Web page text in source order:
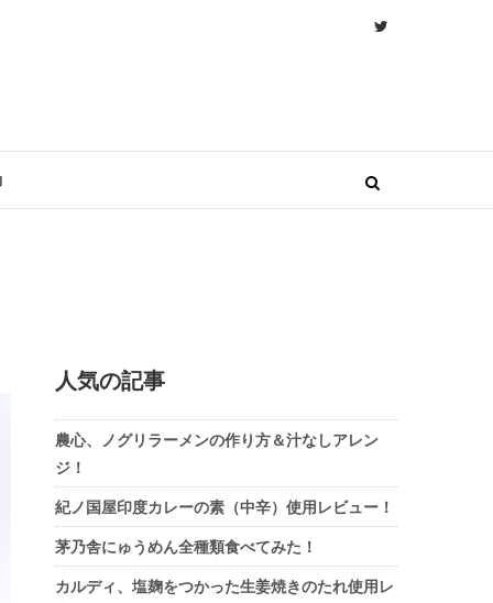
人気の記事
農心、ノグリラーメンの作り方＆汁なしアレン
ジ！
紀ノ国屋印度カレーの素（中辛）使用レビュー！
茅乃舎にゅうめん全種類食べてみた！
カルディ、塩麹をつかった生姜焼きのたれ使用レ